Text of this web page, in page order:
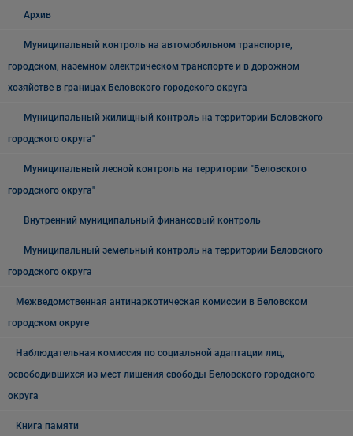
Архив
Муниципальный контроль на автомобильном транспорте,
городском, наземном электрическом транспорте и в дорожном
хозяйстве в границах Беловского городского округа
Муниципальный жилищный контроль на территории Беловского
городского округа"
Муниципальный лесной контроль на территории "Беловского
городского округа"
Внутренний муниципальный финансовый контроль
Муниципальный земельный контроль на территории Беловского
городского округа
Межведомственная антинаркотическая комиссии в Беловском
городском округе
Наблюдательная комиссия по социальной адаптации лиц,
освободившихся из мест лишения свободы Беловского городского
округа
Книга памяти